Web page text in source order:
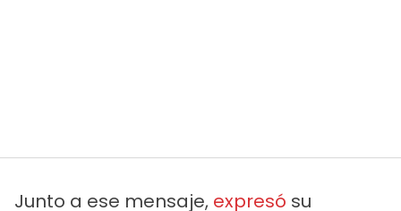
Junto a ese mensaje, expresó su